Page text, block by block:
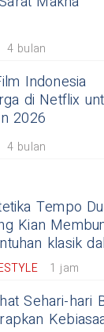
4 bulan
Indonesia
di Netflix
2026
4 bulan
Tempo
Kian
klasik
1 jam
Sehari-hari